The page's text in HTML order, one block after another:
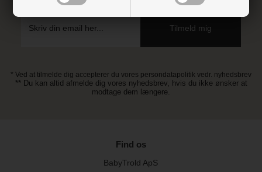
* Ved at tilmelde dig accepterer du vores persondatapolitik vedr. nyhedsbrev
** Du kan altid afmelde dig vores nyhedsbrev, hvis du ikke ønsker at
modtage dem længere.
Find os
BabyTrold ApS